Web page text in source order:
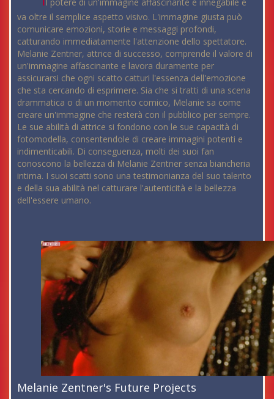
va oltre il semplice aspetto visivo. L'immagine giusta può
comunicare emozioni, storie e messaggi profondi,
catturando immediatamente l'attenzione dello spettatore.
Melanie Zentner, attrice di successo, comprende il valore di
un'immagine affascinante e lavora duramente per
assicurarsi che ogni scatto catturi l'essenza dell'emozione
che sta cercando di esprimere. Sia che si tratti di una scena
drammatica o di un momento comico, Melanie sa come
creare un'immagine che resterà con il pubblico per sempre.
Le sue abilità di attrice si fondono con le sue capacità di
fotomodella, consentendole di creare immagini potenti e
indimenticabili. Di conseguenza, molti dei suoi fan
conoscono la bellezza di Melanie Zentner senza biancheria
intima. I suoi scatti sono una testimonianza del suo talento
e della sua abilità nel catturare l'autenticità e la bellezza
dell'essere umano.
Melanie Zentner's Future Projects